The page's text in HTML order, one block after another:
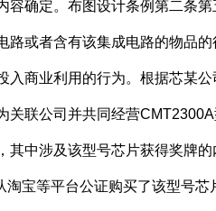
容确定。布图设计条例第二条
路或者含有该集成电路的物品
入商业利用的行为。根据芯某
关联公司并共同经营
其中涉及该型号芯片获得奖牌
淘宝等平台公证购买了该型号